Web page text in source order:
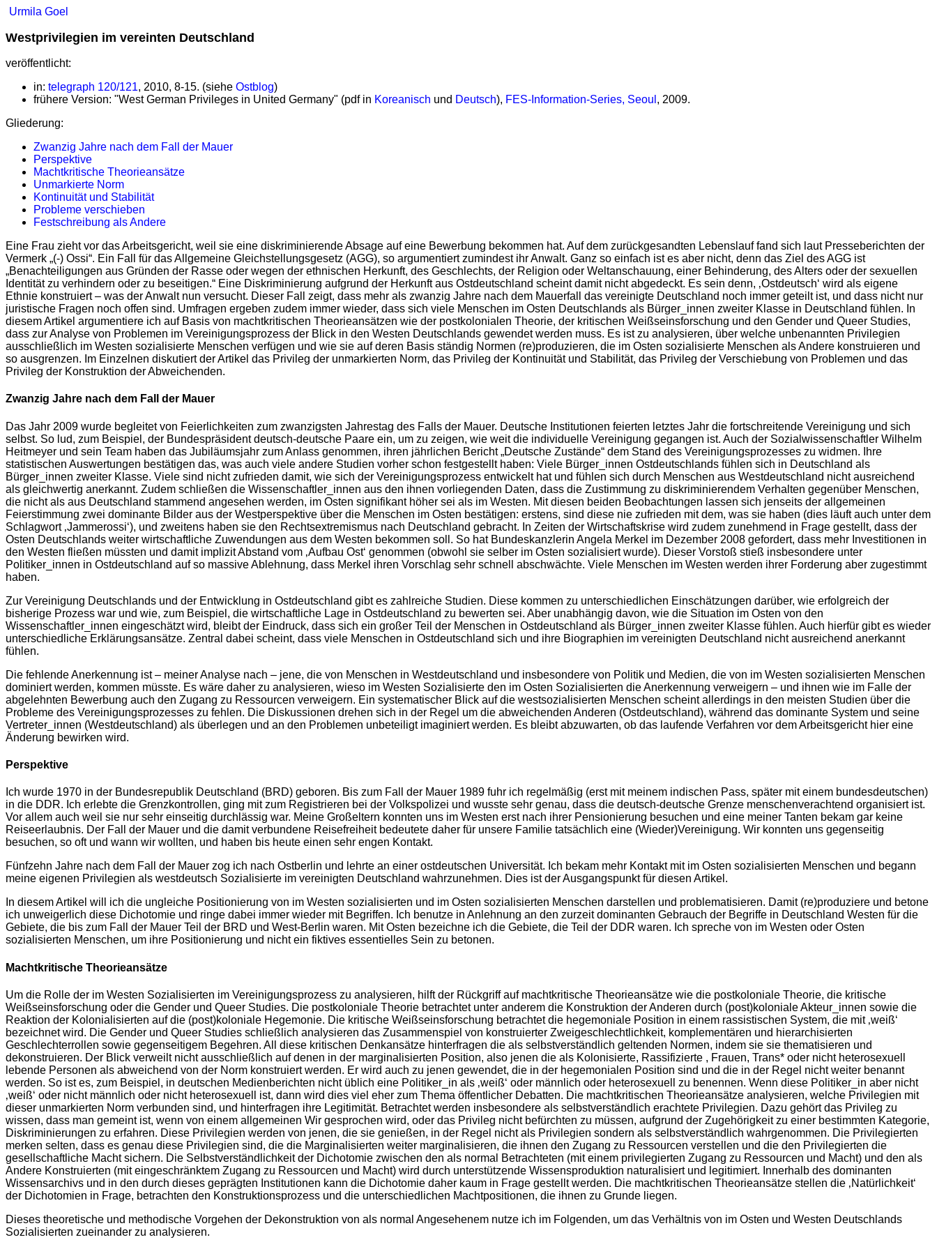
Urmila Goel
Westprivilegien im vereinten Deutschland
veröffentlicht:
in: telegraph 120/121, 2010, 8-15. (siehe Ostblog)
frühere Version: "West German Privileges in United Germany" (pdf in Koreanisch und Deutsch), FES-Information-Series, Seoul , 2009.
Gliederung:
Zwanzig Jahre nach dem Fall der Mauer
Perspektive
Machtkritische Theorieansätze
Unmarkierte Norm
Kontinuität und Stabilität
Probleme verschieben
Festschreibung als Andere
Eine Frau zieht vor das Arbeitsgericht, weil sie eine diskriminierende Absage auf eine Bewerbung bekommen hat. Auf dem zurückgesandten Lebenslauf fand sich laut Presseberichten der
Vermerk „(-) Ossi“. Ein Fall für das Allgemeine Gleichstellungsgesetz (AGG), so argumentiert zumindest ihr Anwalt. Ganz so einfach ist es aber nicht, denn das Ziel des AGG ist
„Benachteiligungen aus Gründen der Rasse oder wegen der ethnischen Herkunft, des Geschlechts, der Religion oder Weltanschauung, einer Behinderung, des Alters oder der sexuellen
Identität zu verhindern oder zu beseitigen.“ Eine Diskriminierung aufgrund der Herkunft aus Ostdeutschland scheint damit nicht abgedeckt. Es sein denn, ‚Ostdeutsch‘ wird als eigene
Ethnie konstruiert – was der Anwalt nun versucht. Dieser Fall zeigt, dass mehr als zwanzig Jahre nach dem Mauerfall das vereinigte Deutschland noch immer geteilt ist, und dass nicht nur
juristische Fragen noch offen sind. Umfragen ergeben zudem immer wieder, dass sich viele Menschen im Osten Deutschlands als Bürger_innen zweiter Klasse in Deutschland fühlen. In
diesem Artikel argumentiere ich auf Basis von machtkritischen Theorieansätzen wie der postkolonialen Theorie, der kritischen Weißseinsforschung und den Gender und Queer Studies,
dass zur Analyse von Problemen im Vereinigungsprozess der Blick in den Westen Deutschlands gewendet werden muss. Es ist zu analysieren, über welche unbenannten Privilegien
ausschließlich im Westen sozialisierte Menschen verfügen und wie sie auf deren Basis ständig Normen (re)produzieren, die im Osten sozialisierte Menschen als Andere konstruieren und
so ausgrenzen. Im Einzelnen diskutiert der Artikel das Privileg der unmarkierten Norm, das Privileg der Kontinuität und Stabilität, das Privileg der Verschiebung von Problemen und das
Privileg der Konstruktion der Abweichenden.
Zwanzig Jahre nach dem Fall der Mauer
Das Jahr 2009 wurde begleitet von Feierlichkeiten zum zwanzigsten Jahrestag des Falls der Mauer. Deutsche Institutionen feierten letztes Jahr die fortschreitende Vereinigung und sich
selbst. So lud, zum Beispiel, der Bundespräsident deutsch-deutsche Paare ein, um zu zeigen, wie weit die individuelle Vereinigung gegangen ist. Auch der Sozialwissenschaftler Wilhelm
Heitmeyer und sein Team haben das Jubiläumsjahr zum Anlass genommen, ihren jährlichen Bericht „Deutsche Zustände“ dem Stand des Vereinigungsprozesses zu widmen. Ihre
statistischen Auswertungen bestätigen das, was auch viele andere Studien vorher schon festgestellt haben: Viele Bürger_innen Ostdeutschlands fühlen sich in Deutschland als
Bürger_innen zweiter Klasse. Viele sind nicht zufrieden damit, wie sich der Vereinigungsprozess entwickelt hat und fühlen sich durch Menschen aus Westdeutschland nicht ausreichend
als gleichwertig anerkannt. Zudem schließen die Wissenschaftler_innen aus den ihnen vorliegenden Daten, dass die Zustimmung zu diskriminierendem Verhalten gegenüber Menschen,
die nicht als aus Deutschland stammend angesehen werden, im Osten signifikant höher sei als im Westen. Mit diesen beiden Beobachtungen lassen sich jenseits der allgemeinen
Feierstimmung zwei dominante Bilder aus der Westperspektive über die Menschen im Osten bestätigen: erstens, sind diese nie zufrieden mit dem, was sie haben (dies läuft auch unter dem
Schlagwort ‚Jammerossi‘), und zweitens haben sie den Rechtsextremismus nach Deutschland gebracht. In Zeiten der Wirtschaftskrise wird zudem zunehmend in Frage gestellt, dass der
Osten Deutschlands weiter wirtschaftliche Zuwendungen aus dem Westen bekommen soll. So hat Bundeskanzlerin Angela Merkel im Dezember 2008 gefordert, dass mehr Investitionen in
den Westen fließen müssten und damit implizit Abstand vom ‚Aufbau Ost‘ genommen (obwohl sie selber im Osten sozialisiert wurde). Dieser Vorstoß stieß insbesondere unter
Politiker_innen in Ostdeutschland auf so massive Ablehnung, dass Merkel ihren Vorschlag sehr schnell abschwächte. Viele Menschen im Westen werden ihrer Forderung aber zugestimmt
haben.
Zur Vereinigung Deutschlands und der Entwicklung in Ostdeutschland gibt es zahlreiche Studien. Diese kommen zu unterschiedlichen Einschätzungen darüber, wie erfolgreich der
bisherige Prozess war und wie, zum Beispiel, die wirtschaftliche Lage in Ostdeutschland zu bewerten sei. Aber unabhängig davon, wie die Situation im Osten von den
Wissenschaftler_innen eingeschätzt wird, bleibt der Eindruck, dass sich ein großer Teil der Menschen in Ostdeutschland als Bürger_innen zweiter Klasse fühlen. Auch hierfür gibt es wieder
unterschiedliche Erklärungsansätze. Zentral dabei scheint, dass viele Menschen in Ostdeutschland sich und ihre Biographien im vereinigten Deutschland nicht ausreichend anerkannt
fühlen.
Die fehlende Anerkennung ist – meiner Analyse nach – jene, die von Menschen in Westdeutschland und insbesondere von Politik und Medien, die von im Westen sozialisierten Menschen
dominiert werden, kommen müsste. Es wäre daher zu analysieren, wieso im Westen Sozialisierte den im Osten Sozialisierten die Anerkennung verweigern – und ihnen wie im Falle der
abgelehnten Bewerbung auch den Zugang zu Ressourcen verweigern. Ein systematischer Blick auf die westsozialisierten Menschen scheint allerdings in den meisten Studien über die
Probleme des Vereinigungsprozesses zu fehlen. Die Diskussionen drehen sich in der Regel um die abweichenden Anderen (Ostdeutschland), während das dominante System und seine
Vertreter_innen (Westdeutschland) als überlegen und an den Problemen unbeteiligt imaginiert werden. Es bleibt abzuwarten, ob das laufende Verfahren vor dem Arbeitsgericht hier eine
Änderung bewirken wird.
Perspektive
Ich wurde 1970 in der Bundesrepublik Deutschland (BRD) geboren. Bis zum Fall der Mauer 1989 fuhr ich regelmäßig (erst mit meinem indischen Pass, später mit einem bundesdeutschen)
in die DDR. Ich erlebte die Grenzkontrollen, ging mit zum Registrieren bei der Volkspolizei und wusste sehr genau, dass die deutsch-deutsche Grenze menschenverachtend organisiert ist.
Vor allem auch weil sie nur sehr einseitig durchlässig war. Meine Großeltern konnten uns im Westen erst nach ihrer Pensionierung besuchen und eine meiner Tanten bekam gar keine
Reiseerlaubnis. Der Fall der Mauer und die damit verbundene Reisefreiheit bedeutete daher für unsere Familie tatsächlich eine (Wieder)Vereinigung. Wir konnten uns gegenseitig
besuchen, so oft und wann wir wollten, und haben bis heute einen sehr engen Kontakt.
Fünfzehn Jahre nach dem Fall der Mauer zog ich nach Ostberlin und lehrte an einer ostdeutschen Universität. Ich bekam mehr Kontakt mit im Osten sozialisierten Menschen und begann
meine eigenen Privilegien als westdeutsch Sozialisierte im vereinigten Deutschland wahrzunehmen. Dies ist der Ausgangspunkt für diesen Artikel.
In diesem Artikel will ich die ungleiche Positionierung von im Westen sozialisierten und im Osten sozialisierten Menschen darstellen und problematisieren. Damit (re)produziere und betone
ich unweigerlich diese Dichotomie und ringe dabei immer wieder mit Begriffen. Ich benutze in Anlehnung an den zurzeit dominanten Gebrauch der Begriffe in Deutschland Westen für die
Gebiete, die bis zum Fall der Mauer Teil der BRD und West-Berlin waren. Mit Osten bezeichne ich die Gebiete, die Teil der DDR waren. Ich spreche von im Westen oder Osten
sozialisierten Menschen, um ihre Positionierung und nicht ein fiktives essentielles Sein zu betonen.
Machtkritische Theorieansätze
Um die Rolle der im Westen Sozialisierten im Vereinigungsprozess zu analysieren, hilft der Rückgriff auf machtkritische Theorieansätze wie die postkoloniale Theorie, die kritische
Weißseinsforschung oder die Gender und Queer Studies. Die postkoloniale Theorie betrachtet unter anderem die Konstruktion der Anderen durch (post)koloniale Akteur_innen sowie die
Reaktion der Kolonialisierten auf die (post)koloniale Hegemonie. Die kritische Weißseinsforschung betrachtet die hegemoniale Position in einem rassistischen System, die mit ‚weiß‘
bezeichnet wird. Die Gender und Queer Studies schließlich analysieren das Zusammenspiel von konstruierter Zweigeschlechtlichkeit, komplementären und hierarchisierten
Geschlechterrollen sowie gegenseitigem Begehren. All diese kritischen Denkansätze hinterfragen die als selbstverständlich geltenden Normen, indem sie sie thematisieren und
dekonstruieren. Der Blick verweilt nicht ausschließlich auf denen in der marginalisierten Position, also jenen die als Kolonisierte, Rassifizierte , Frauen, Trans* oder nicht heterosexuell
lebende Personen als abweichend von der Norm konstruiert werden. Er wird auch zu jenen gewendet, die in der hegemonialen Position sind und die in der Regel nicht weiter benannt
werden. So ist es, zum Beispiel, in deutschen Medienberichten nicht üblich eine Politiker_in als ‚weiß‘ oder männlich oder heterosexuell zu benennen. Wenn diese Politiker_in aber nicht
‚weiß‘ oder nicht männlich oder nicht heterosexuell ist, dann wird dies viel eher zum Thema öffentlicher Debatten. Die machtkritischen Theorieansätze analysieren, welche Privilegien mit
dieser unmarkierten Norm verbunden sind, und hinterfragen ihre Legitimität. Betrachtet werden insbesondere als selbstverständlich erachtete Privilegien. Dazu gehört das Privileg zu
wissen, dass man gemeint ist, wenn von einem allgemeinen Wir gesprochen wird, oder das Privileg nicht befürchten zu müssen, aufgrund der Zugehörigkeit zu einer bestimmten Kategorie,
Diskriminierungen zu erfahren. Diese Privilegien werden von jenen, die sie genießen, in der Regel nicht als Privilegien sondern als selbstverständlich wahrgenommen. Die Privilegierten
merken selten, dass es genau diese Privilegien sind, die die Marginalisierten weiter marginalisieren, die ihnen den Zugang zu Ressourcen verstellen und die den Privilegierten die
gesellschaftliche Macht sichern. Die Selbstverständlichkeit der Dichotomie zwischen den als normal Betrachteten (mit einem privilegierten Zugang zu Ressourcen und Macht) und den als
Andere Konstruierten (mit eingeschränktem Zugang zu Ressourcen und Macht) wird durch unterstützende Wissensproduktion naturalisiert und legitimiert. Innerhalb des dominanten
Wissensarchivs und in den durch dieses geprägten Institutionen kann die Dichotomie daher kaum in Frage gestellt werden. Die machtkritischen Theorieansätze stellen die ‚Natürlichkeit‘
der Dichotomien in Frage, betrachten den Konstruktionsprozess und die unterschiedlichen Machtpositionen, die ihnen zu Grunde liegen.
Dieses theoretische und methodische Vorgehen der Dekonstruktion von als normal Angesehenem nutze ich im Folgenden, um das Verhältnis von im Osten und Westen Deutschlands
Sozialisierten zueinander zu analysieren.